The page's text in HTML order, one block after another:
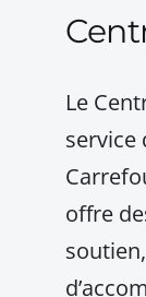
Le
service
offre